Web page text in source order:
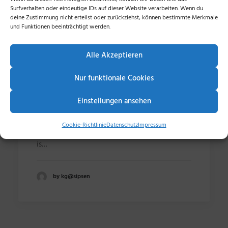
Surfverhalten oder eindeutige IDs auf dieser Website verarbeiten. Wenn du
deine Zustimmung nicht erteilst oder zurückziehst, können bestimmte Merkmale
und Funktionen beeinträchtigt werden.
Alle Akzeptieren
Nur funktionale Cookies
Einstellungen ansehen
Cookie-RichtlinieDatenschutzImpressum
IMPRESSUM
DATENSCHUTZ
4. November 2016
own a video production company. Because it
is…
by kg@sipsen